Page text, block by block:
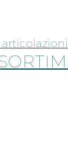
articolazioni